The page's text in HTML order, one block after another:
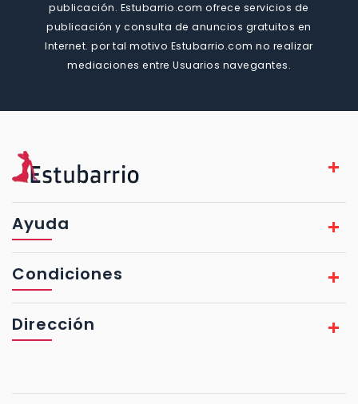
publicación. Estubarrio.com ofrece servicios de
publicación y consulta de anuncios gratuitos en
Internet. por tal motivo Estubarrio.com no realizar
mediaciones entre Usuarios navegantes.
Ayuda
Condiciones
Dirección